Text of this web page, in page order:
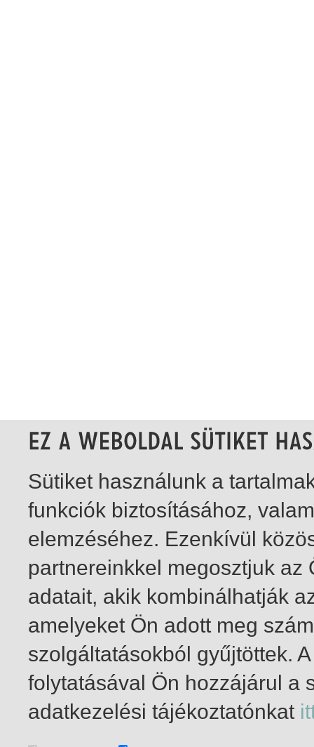
1-1 / összesen 1 találat
Sütiket használunk a
funkciók biztosításához,
elemzéséhez. Ezenkívül
partnereinkkel megosztjuk
adatait, akik kombinálhatják
amelyeket Ön adott meg
szolgáltatásokból gyűjtöttek.
folytatásával Ön hozzájárul a
adatkezelési tájékoztatónkat